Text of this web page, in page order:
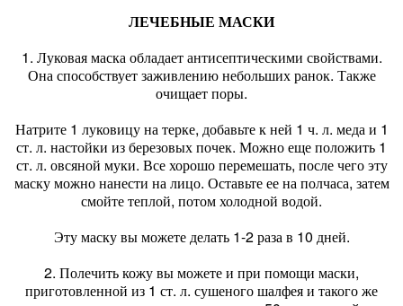
ЛЕЧЕБНЫЕ МАСКИ
1. Луковая маска обладает антисептическими свойствами.
Она способствует заживлению небольших ранок. Также
очищает поры.
Натрите 1 луковицу на терке, добавьте к ней 1 ч. л. меда и 1
ст. л. настойки из березовых почек. Можно еще положить 1
ст. л. овсяной муки. Все хорошо перемешать, после чего эту
маску можно нанести на лицо. Оставьте ее на полчаса, затем
смойте теплой, потом холодной водой.
Эту маску вы можете делать 1-2 раза в 10 дней.
2. Полечить кожу вы можете и при помощи маски,
приготовленной из 1 ст. л. сушеного шалфея и такого же